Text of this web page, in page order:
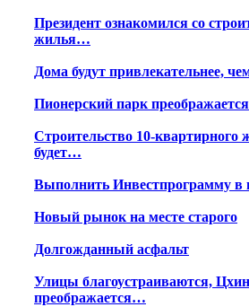
Президент ознакомился со
жилья…
Дома будут привлекательнее,
Пионерский парк преображается
Строительство 10-квартирного
будет…
Выполнить Инвестпрограмму в
Новый рынок на месте старого
Долгожданный асфальт
Улицы благоустраиваются,
преображается…